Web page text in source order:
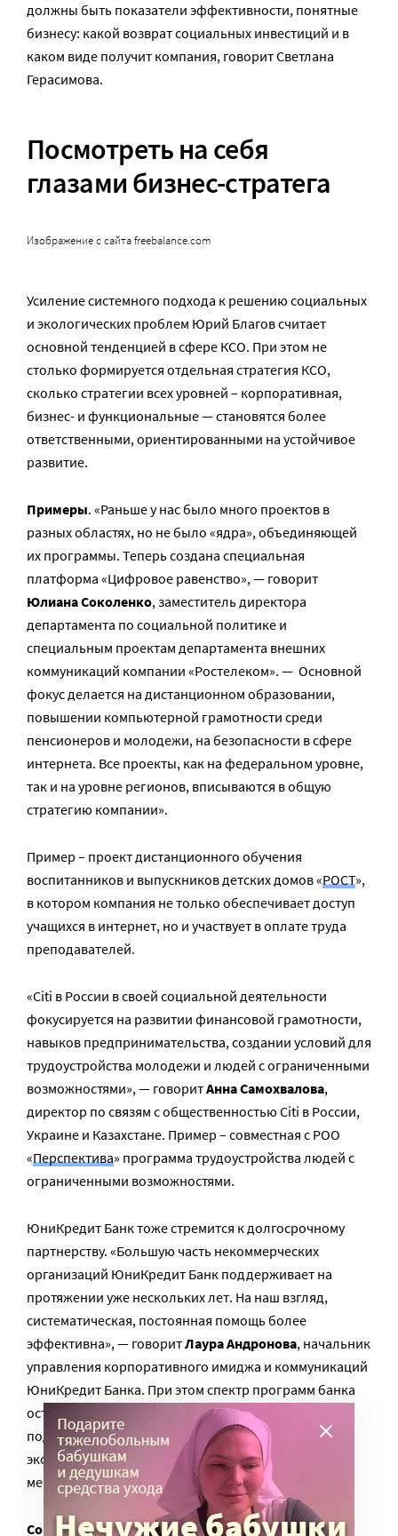
должны быть показатели эффективности, понятные
бизнесу: какой возврат социальных инвестиций и в
каком виде получит компания, говорит Светлана
Герасимова.
Посмотреть на себя
глазами бизнес-стратега
Изображение с сайта freebalance.com
Усиление системного подхода к решению социальных
и экологических проблем Юрий Благов считает
основной тенденцией в сфере КСО. При этом не
столько формируется отдельная стратегия КСО,
сколько стратегии всех уровней – корпоративная,
бизнес- и функциональные — становятся более
ответственными, ориентированными на устойчивое
развитие.
Примеры. «Раньше у нас было много проектов в
разных областях, но не было «ядра», объединяющей
их программы. Теперь создана специальная
платформа «Цифровое равенство», — говорит
Юлиана Соколенко, заместитель директора
департамента по социальной политике и
специальным проектам департамента внешних
коммуникаций компании «Ростелеком». — Основной
фокус делается на дистанционном образовании,
повышении компьютерной грамотности среди
пенсионеров и молодежи, на безопасности в сфере
интернета. Все проекты, как на федеральном уровне,
так и на уровне регионов, вписываются в общую
стратегию компании».
Пример – проект дистанционного обучения
воспитанников и выпускников детских домов «РОСТ»,
в котором компания не только обеспечивает доступ
учащихся в интернет, но и участвует в оплате труда
преподавателей.
«Citi в России в своей социальной деятельности
фокусируется на развитии финансовой грамотности,
навыков предпринимательства, создании условий для
трудоустройства молодежи и людей с ограниченными
возможностями», — говоритАнна Самохвалова,
директор по связям с общественностью Citi в России,
Украине и Казахстане. Пример – совместная с РОО
«Перспектива» программа трудоустройства людей с
ограниченными возможностями.
ЮниКредит Банк тоже стремится к долгосрочному
партнерству. «Большую часть некоммерческих
организаций ЮниКредит Банк поддерживает на
протяжении уже нескольких лет. На наш взгляд,
систематическая, постоянная помощь более
эффективна», — говоритЛаура Андронова, начальник
управления корпоративного имиджа и коммуникаций
ЮниКредит Банка. При этом спектр программ банка
остается широким: помощь больным детям,
поддержка людей с ОВЗ, забота о пожилых людях,
экологические проекты, проведение волонтерских
мероприятий.
Совет. НКО нужно не только выбирать партнеров в